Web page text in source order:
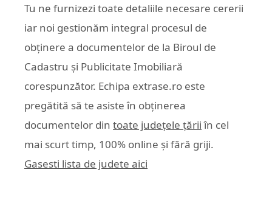
Tu ne furnizezi toate detaliile necesare cererii
iar noi gestionăm integral procesul de
obținere a documentelor de la Biroul de
Cadastru și Publicitate Imobiliară
corespunzător. Echipa extrase.ro este
pregătită să te asiste în obținerea
documentelor din toate județele țării în cel
mai scurt timp, 100% online și fără griji.
Gasesti lista de judete aici